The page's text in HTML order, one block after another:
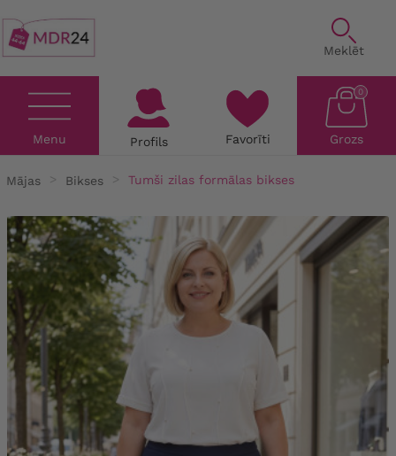
Meklēt
Menu Profils Favorīti Grozs
0
Mājas Bikses Tumši zilas formālas bikses